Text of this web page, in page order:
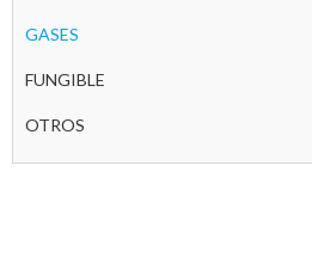
GASES
FUNGIBLE
OTROS